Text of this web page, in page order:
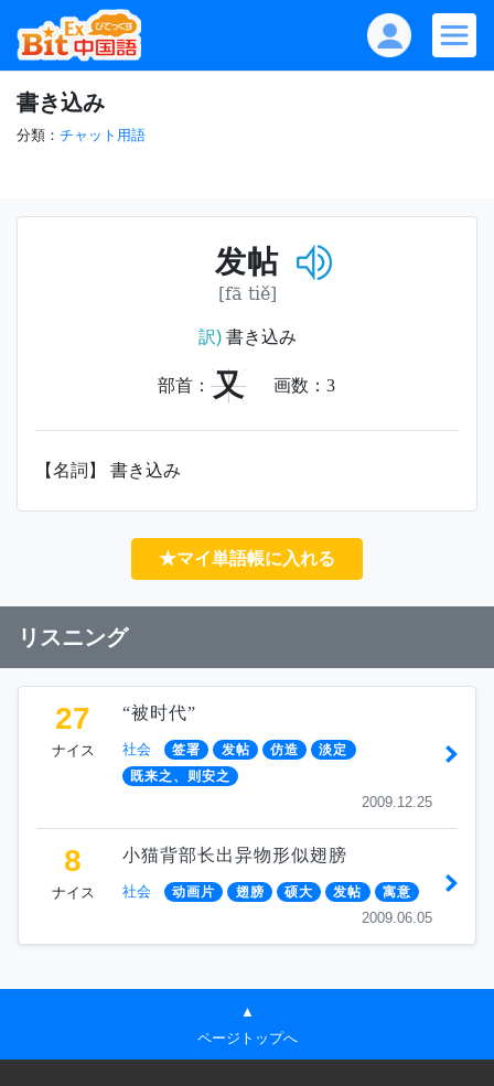
書き込み
分類： チャット用語
发帖
[fā tiě]
訳)書き込み
部首： 又 画数： 3
【名詞】 書き込み
★マイ単語帳に入れる
リスニング
27
ナイス
“被时代”
社会 签署 发帖 仿造
淡定
既来之、则安之
2009.12.25
8
ナイス
小猫背部长出异物形似翅膀
社会 动画片 翅膀 硕大 发帖 寓意
2009.06.05
▲
ページトップへ